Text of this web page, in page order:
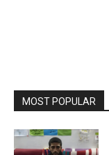
MOST POPULAR